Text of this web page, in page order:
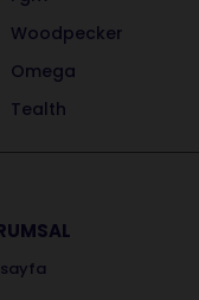
Woodpecker
Omega
Tealth